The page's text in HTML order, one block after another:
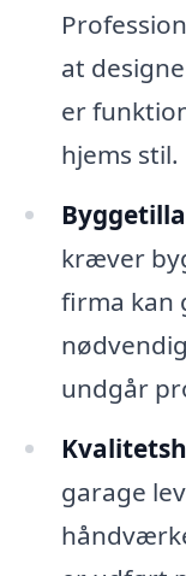
at
er
hjems stil.
kræver
firma kan
undgår
garage